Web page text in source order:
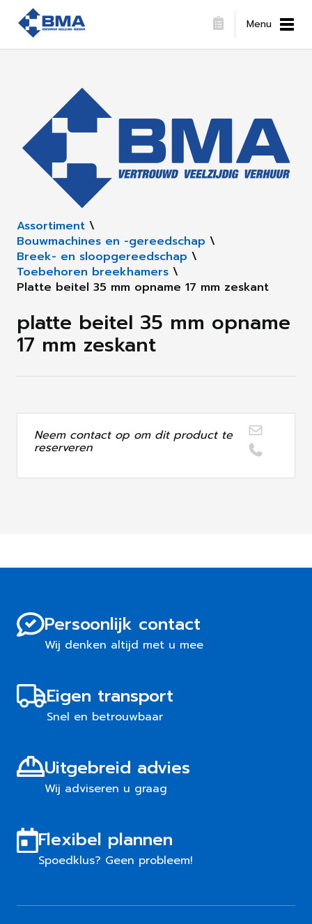
Menu
Assortiment \
Bouwmachines en -gereedschap \
Breek- en sloopgereedschap \
Toebehoren breekhamers \
Platte beitel 35 mm opname 17 mm zeskant
platte beitel 35 mm opname
17 mm zeskant
Neem contact op om dit product te
reserveren
Persoonlijk contact
Wij denken altijd met u mee
Eigen transport
Snel en betrouwbaar
Uitgebreid advies
Wij adviseren u graag
Flexibel plannen
Spoedklus? Geen probleem!